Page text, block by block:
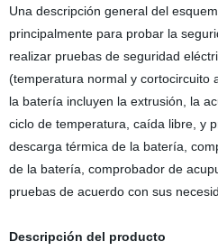
Una descripción general del
principalmente para probar la
realizar pruebas de seguridad
(temperatura normal y cortocircuito
la batería incluyen la extrusión, la
ciclo de temperatura, caída libre, y
descarga térmica de la batería,
de la batería, comprobador de
pruebas de acuerdo con sus
Descripción del producto